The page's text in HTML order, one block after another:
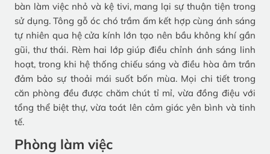
bàn làm việc nhỏ và kệ tivi, mang lại sự thuận tiện trong
sử dụng. Tông gỗ óc chó trầm ấm kết hợp cùng ánh sáng
tự nhiên qua hệ cửa kính lớn tạo nên bầu không khí gần
gũi, thư thái. Rèm hai lớp giúp điều chỉnh ánh sáng linh
hoạt, trong khi hệ thống chiếu sáng và điều hòa âm trần
đảm bảo sự thoải mái suốt bốn mùa. Mọi chi tiết trong
căn phòng đều được chăm chút tỉ mỉ, vừa đồng điệu với
tổng thể biệt thự, vừa toát lên cảm giác yên bình và tinh
tế.
Phòng làm việc